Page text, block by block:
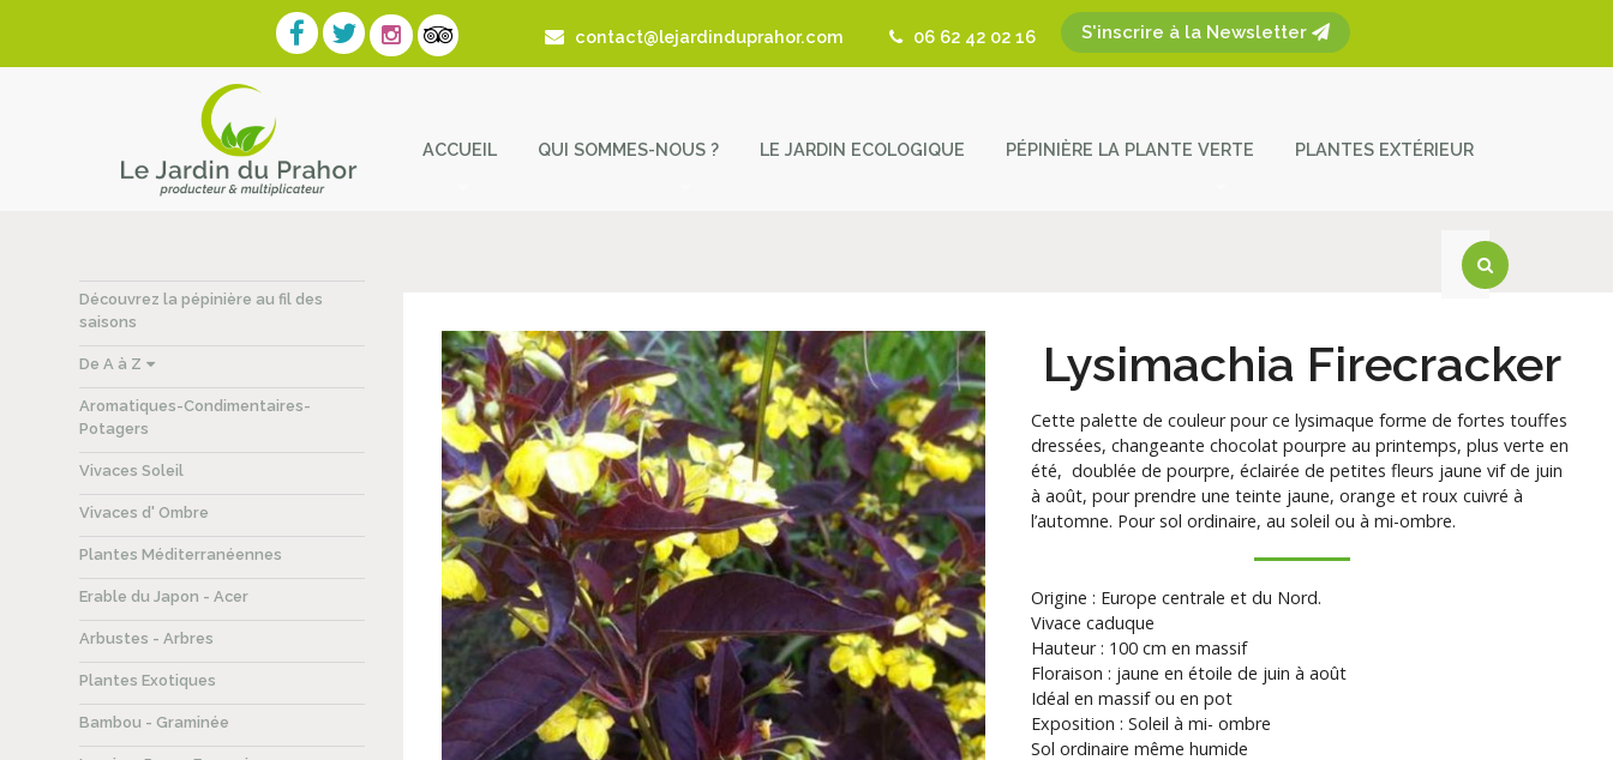
contact@lejardinduprahor.com 06 62 42 02 16 S'inscrire à la Newsletter
ACCUEIL QUI SOMMES-NOUS ?
Actualités
Revue de presse
Coup de Coeur – Liens utiles
LE JARDIN ECOLOGIQUE PÉPINIÈRE LA PLANTE VERTE PLANTES EXTÉRIEUR
Découvrez la pépinière au fil des
saisons
De A à Z
Aromatiques-Condimentaires-
Potagers
Vivaces Soleil
Vivaces d' Ombre
Plantes Méditerranéennes
Erable du Japon - Acer
Arbustes - Arbres
Plantes Exotiques
Bambou - Graminée
Lysimachia Firecracker
Cette palette de couleur pour ce lysimaque forme de fortes touffes
dressées, changeante chocolat pourpre au printemps, plus verte en
été, doublée de pourpre, éclairée de petites fleurs jaune vif de juin
à août, pour prendre une teinte jaune, orange et roux cuivré à
l’automne. Pour sol ordinaire, au soleil ou à mi-ombre.
Origine : Europe centrale et du Nord.
Vivace caduque
Hauteur : 100 cm en massif
Floraison : jaune en étoile de juin à août
Idéal en massif ou en pot
Exposition : Soleil à mi- ombre
Sol ordinaire même humide